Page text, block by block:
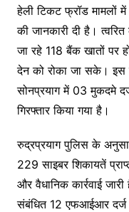
हेली टिकट फ्रॉड मामलों
की जानकारी दी है। त्वरित
जा रहे 118 बैंक खातों पर
देन को रोका जा सके। इस
सोनप्रयाग में 03 मुकदमे
गिरफ्तार किया गया है।
रुद्रप्रयाग पुलिस के
229 साइबर शिकायतें
और वैधानिक कार्रवाई
संबंधित 12 एफआईआर दर्ज